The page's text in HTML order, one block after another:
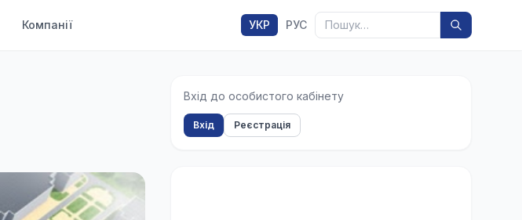
Компанії УКР РУС Пошук
Вхід до особистого кабінету
Вхід Реєстрація